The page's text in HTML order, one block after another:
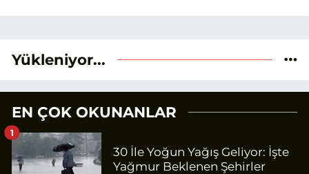
Yükleniyor...
EN ÇOK OKUNANLAR
30 İle Yoğun Yağış Geliyor: İşte
Yağmur Beklenen Şehirler
1